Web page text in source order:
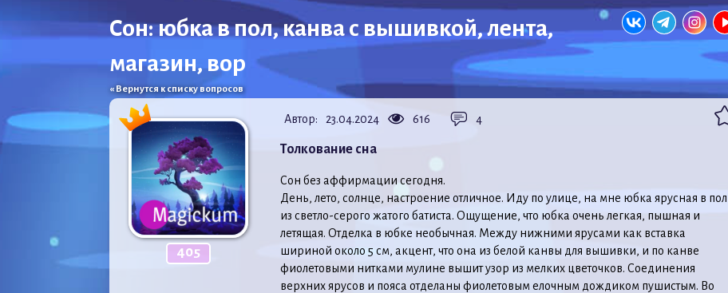
Сон: юбка в пол, канва с вышивкой, лента,
магазин, вор
« Вернутся к списку вопросов
405
Автор: 23.04.2024 616 4
Толкование сна
Сон без аффирмации сегодня.
День, лето, солнце, настроение отличное. Иду по улице, на мне юбка ярусная в пол
из светло-серого жатого батиста. Ощущение, что юбка очень легкая, пышная и
летящая. Отделка в юбке необычная. Между нижними ярусами как вставка
шириной около 5 см, акцент, что она из белой канвы для вышивки, и по канве
фиолетовыми нитками мулине вышит узор из мелких цветочков. Соединения
верхних ярусов и пояса отделаны фиолетовым елочным дождиком пушистым. Во